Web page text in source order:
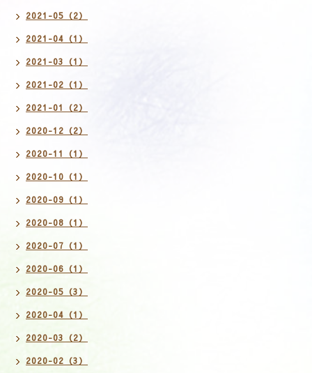
2021-05（2）
2021-04（1）
2021-03（1）
2021-02（1）
2021-01（2）
2020-12（2）
2020-11（1）
2020-10（1）
2020-09（1）
2020-08（1）
2020-07（1）
2020-06（1）
2020-05（3）
2020-04（1）
2020-03（2）
2020-02（3）